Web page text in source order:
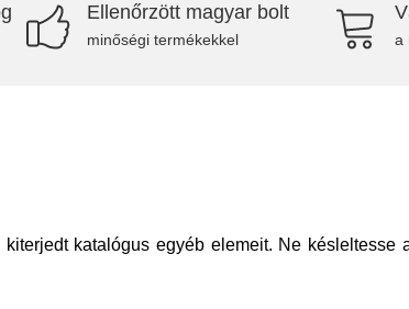
Ellenőrzött magyar bolt
minőségi termékekkel a
katalógus egyéb elemeit. Ne késleltesse